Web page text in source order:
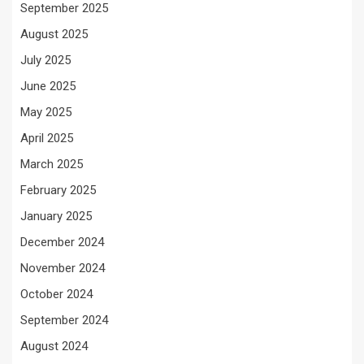
September 2025
August 2025
July 2025
June 2025
May 2025
April 2025
March 2025
February 2025
January 2025
December 2024
November 2024
October 2024
September 2024
August 2024